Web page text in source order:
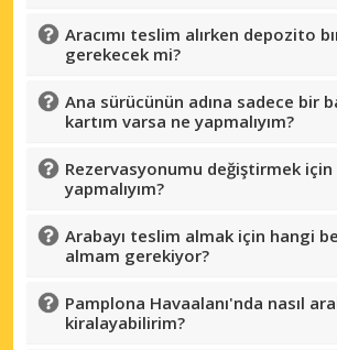
Aracımı teslim alırken depozito
gerekecek mi?
Ana sürücünün adına sadece bir
kartım varsa ne yapmalıyım?
Rezervasyonumu değiştirmek için
yapmalıyım?
Arabayı teslim almak için hangi
almam gerekiyor?
Pamplona Havaalanı'nda nasıl
kiralayabilirim?